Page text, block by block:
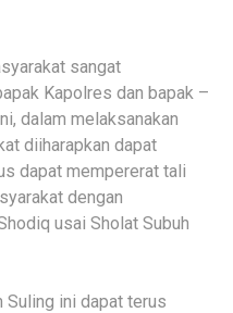
sangat
Kapolres dan bapak –
dalam melaksanakan
diiharapkan dapat
dapat mempererat tali
dengan
usai Sholat Subuh
Suling ini dapat terus